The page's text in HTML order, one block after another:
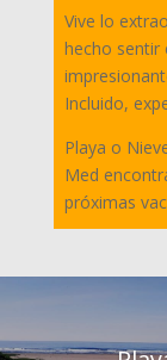
Vive lo
hecho sentir
Incluido,
Playa o
Med
próximas